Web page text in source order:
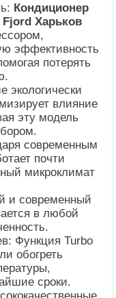
Кондиционер
Fjord Харьков
эффективность
потерять
экологически
влияние
эту модель
современным
почти
микроклимат
и современный
в любой
Функция Turbo
обогреть
сроки.